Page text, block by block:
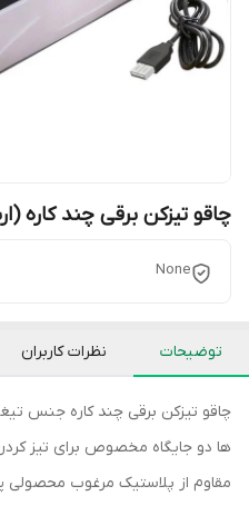
چاقو تیزکن برقی چند کاره
None
توضیحات نظرات کاربران
چاقو تیزکن برقی چند کاره جنس
ها دو جایگاه مخصوص برای تیز
مقاوم از پلاستیک مرغوب محصولی